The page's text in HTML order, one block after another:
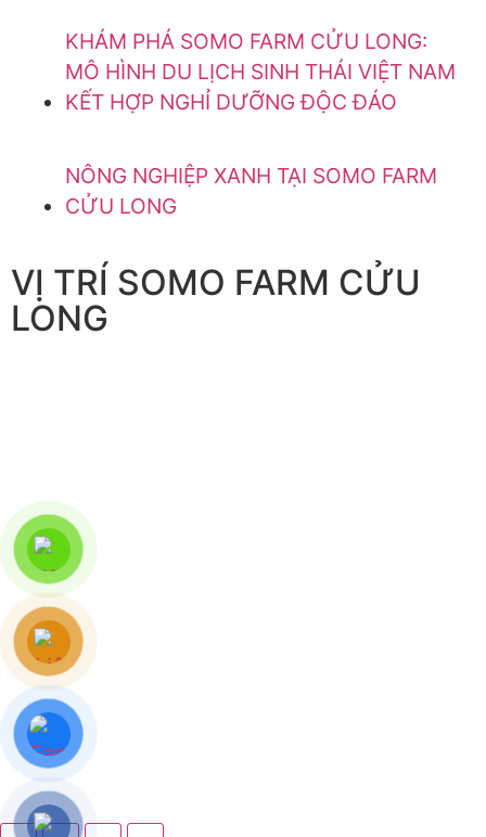
KHÁM PHÁ SOMO FARM CỬU LONG:
MÔ HÌNH DU LỊCH SINH THÁI VIỆT NAM
KẾT HỢP NGHỈ DƯỠNG ĐỘC ĐÁO
NÔNG NGHIỆP XANH TẠI SOMO FARM
CỬU LONG
VỊ TRÍ SOMO FARM CỬU
LONG